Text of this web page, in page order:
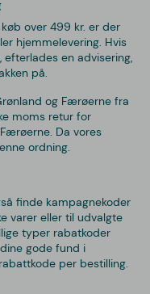
over 499 kr. er der
hjemmelevering. Hvis
en advisering,
på.
og Færøerne fra
moms retur for
Da vores
ordning.
finde kampagnekoder
varer eller til udvalgte
typer rabatkoder
gode fund i
per bestilling.